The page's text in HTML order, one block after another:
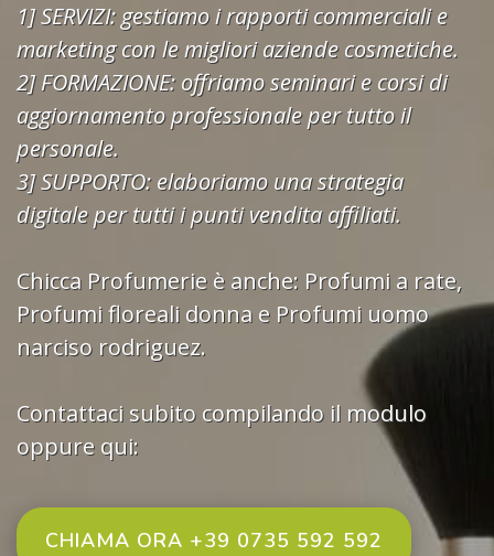
1] SERVIZI: gestiamo i rapporti commerciali e
marketing con le migliori aziende cosmetiche.
2] FORMAZIONE: offriamo seminari e corsi di
aggiornamento professionale per tutto il
personale.
3] SUPPORTO: elaboriamo una strategia
digitale per tutti i punti vendita affiliati.
Chicca Profumerie è anche: Profumi a rate,
Profumi floreali donna e Profumi uomo
narciso rodriguez.
Contattaci subito compilando il modulo
oppure qui:
CHIAMA ORA +39 0735 592 592